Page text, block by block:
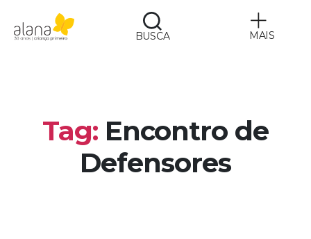
BUSCA MAIS
Tag: Encontro de
Defensores